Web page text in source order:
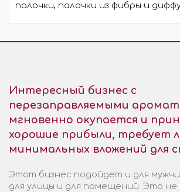
палочки, палочки из фибры и
Интересный бизнес с
перезаправляемыми
мгновенно окупается и
хорошие прибыли, требует
минимальных вложений для
Этот бизнес подойдет и для
для улицы и для помещений. Это не